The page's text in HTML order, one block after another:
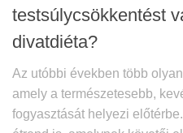
testsúlycsökkentést
divatdiéta?
Az utóbbi években több
amely a természetesebb,
fogyasztását helyezi